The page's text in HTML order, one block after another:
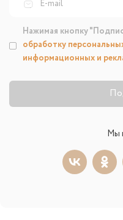
Нажимая кнопку
обработку
информационных и
Мы